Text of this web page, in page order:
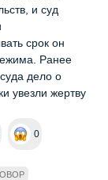
и суд
срок он
Ранее
дело о
увезли жертву
0